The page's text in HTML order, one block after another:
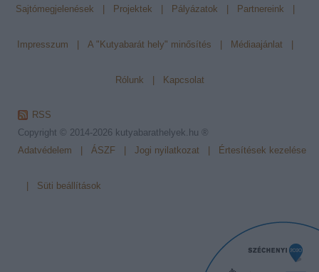
Sajtómegjelenések Projektek Pályázatok Partnereink
Impresszum A "Kutyabarát hely" minősítés Médiaajánlat
Rólunk Kapcsolat
RSS
Copyright © 2014-2026 kutyabarathelyek.hu ®
Adatvédelem
ÁSZF Jogi nyilatkozat Értesítések kezelése
Süti beállítások